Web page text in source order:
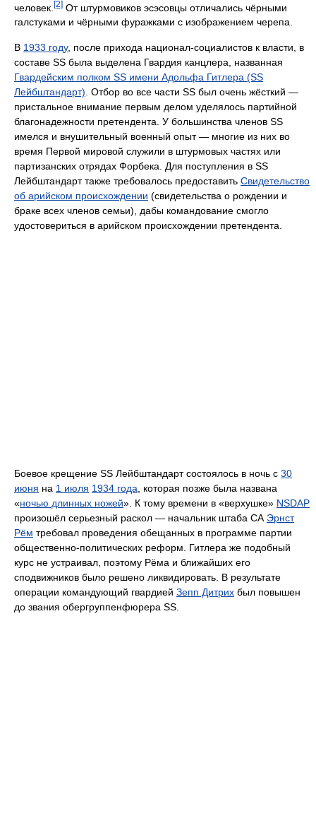
человек. [2] От штурмовиков эсэсовцы отличались чёрными
галстуками и чёрными фуражками с изображением черепа.
В 1933 году, после прихода национал-социалистов к власти, в
составе SS была выделена Гвардия канцлера, названная
Гвардейским полком SS имени Адольфа Гитлера (SS
Лейбштандарт). Отбор во все части SS был очень жёсткий —
пристальное внимание первым делом уделялось партийной
благонадежности претендента. У большинства членов SS
имелся и внушительный военный опыт — многие из них во
время Первой мировой служили в штурмовых частях или
партизанских отрядах Форбека. Для поступления в SS
Лейбштандарт также требовалось предоставить Свидетельство
об арийском происхождении (свидетельства о рождении и
браке всех членов семьи), дабы командование смогло
удостовериться в арийском происхождении претендента.
Боевое крещение SS Лейбштандарт состоялось в ночь с 30
июня на 1 июля 1934 года, которая позже была названа
«ночью длинных ножей». К тому времени в «верхушке» NSDAP
произошёл серьезный раскол — начальник штаба СА Эрнст
Рём требовал проведения обещанных в программе партии
общественно-политических реформ. Гитлера же подобный
курс не устраивал, поэтому Рёма и ближайших его
сподвижников было решено ликвидировать. В результате
операции командующий гвардией Зепп Дитрих был повышен
до звания обергруппенфюрера SS.